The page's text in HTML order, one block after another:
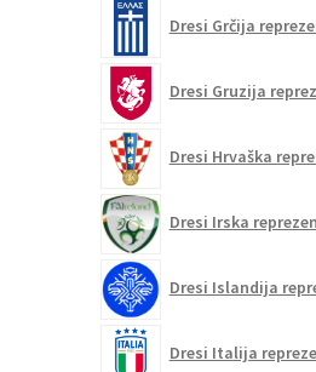
Dresi Grčija
Dresi Gruzija
Dresi Hrvaška
Dresi Irska
Dresi Islandija
Dresi Italija